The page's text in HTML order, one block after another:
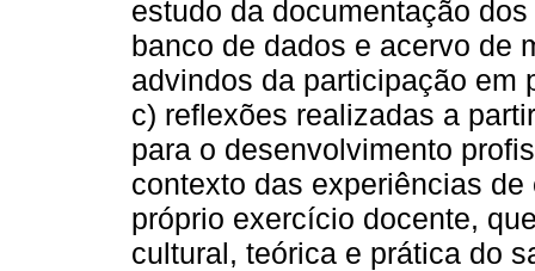
estudo da documentação
banco de dados e acervo de
advindos da participação
c) reflexões realizadas a
para o desenvolvimento
contexto das experiências
próprio exercício docente,
cultural, teórica e prática do